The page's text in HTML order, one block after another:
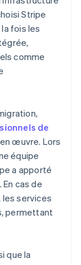
Stripe
fois les
comme
de
œuvre. Lors
équipe
a apporté
cas de
services
permettant
que la